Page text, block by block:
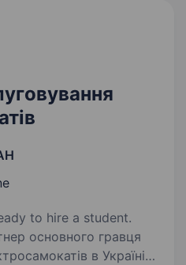
Чабани…
to hire a student.
основного гравця
в Україні